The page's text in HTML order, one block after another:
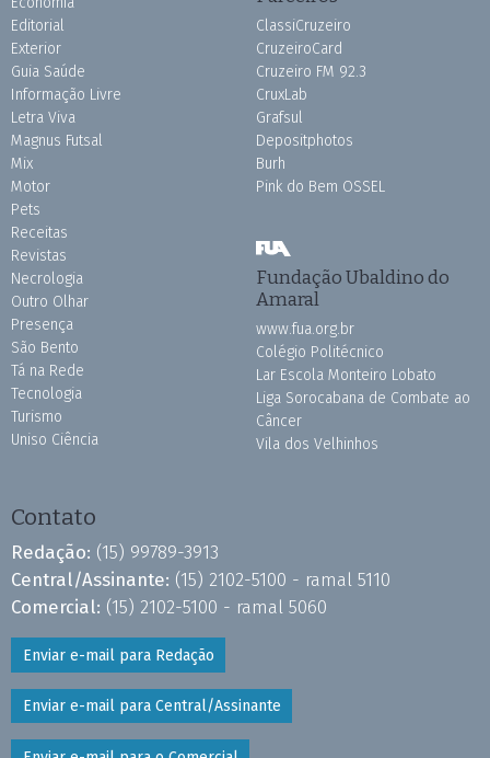
Editorial
Exterior
Guia Saúde
Informação Livre
Letra Viva
Magnus Futsal
Mix
Motor
Pets
Receitas
Revistas
Necrologia
Outro Olhar
Presença
São Bento
Tá na Rede
Tecnologia
Turismo
Uniso Ciência
ClassiCruzeiro
CruzeiroCard
Cruzeiro FM 92.3
CruxLab
Grafsul
Depositphotos
Burh
Pink do Bem OSSEL
Fundação Ubaldino do
Amaral
www.fua.org.br
Colégio Politécnico
Lar Escola Monteiro Lobato
Liga Sorocabana de Combate ao
Câncer
Vila dos Velhinhos
Contato
Redação: (15) 99789-3913
Central/Assinante: (15) 2102-5100 - ramal 5110
Comercial: (15) 2102-5100 - ramal 5060
Enviar e-mail para Redação
Enviar e-mail para Central/Assinante